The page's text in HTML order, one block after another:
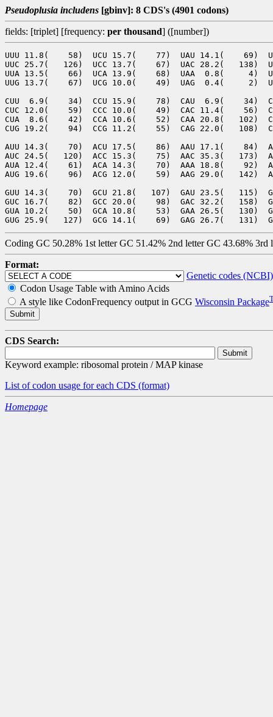
Pseudoplusia includens [gbinv]: 8 CDS's (4901 codons)
fields: [triplet] [frequency: per thousand] ([number])
UUU 11.8(    58)  UCU 15.7(    77)  UAU 14.1(    69)
UUC 25.7(   126)  UCC 13.7(    67)  UAC 28.2(   138)
UUA 13.5(    66)  UCA 13.9(    68)  UAA  0.8(     4)
UUG 13.7(    67)  UCG 10.0(    49)  UAG  0.4(     2)
CUU  6.9(    34)  CCU 15.9(    78)  CAU  6.9(    34)
CUC 12.0(    59)  CCC 10.0(    49)  CAC 11.4(    56)
CUA  8.6(    42)  CCA 10.6(    52)  CAA 20.8(   102)
CUG 19.2(    94)  CCG 11.2(    55)  CAG 22.0(   108)
AUU 14.3(    70)  ACU 17.5(    86)  AAU 17.1(    84)
AUC 24.5(   120)  ACC 15.3(    75)  AAC 35.3(   173)
AUA 12.4(    61)  ACA 14.3(    70)  AAA 18.8(    92)
AUG 19.6(    96)  ACG 12.0(    59)  AAG 29.0(   142)
GUU 14.3(    70)  GCU 21.8(   107)  GAU 23.5(   115)
GUC 16.7(    82)  GCC 20.0(    98)  GAC 32.2(   158)
GUA 10.2(    50)  GCA 10.8(    53)  GAA 26.5(   130)
Coding GC 50.28% 1st letter GC 51.42% 2nd letter GC 43.68% 3rd
Format:
Genetic codes (NCBI)
Codon Usage Table with Amino Acids
A style like CodonFrequency output in GCG Wisconsin Package
CDS Search:
Keyword example: ribosomal protein / MAP kinase
List of codon usage for each CDS (format)
Homepage